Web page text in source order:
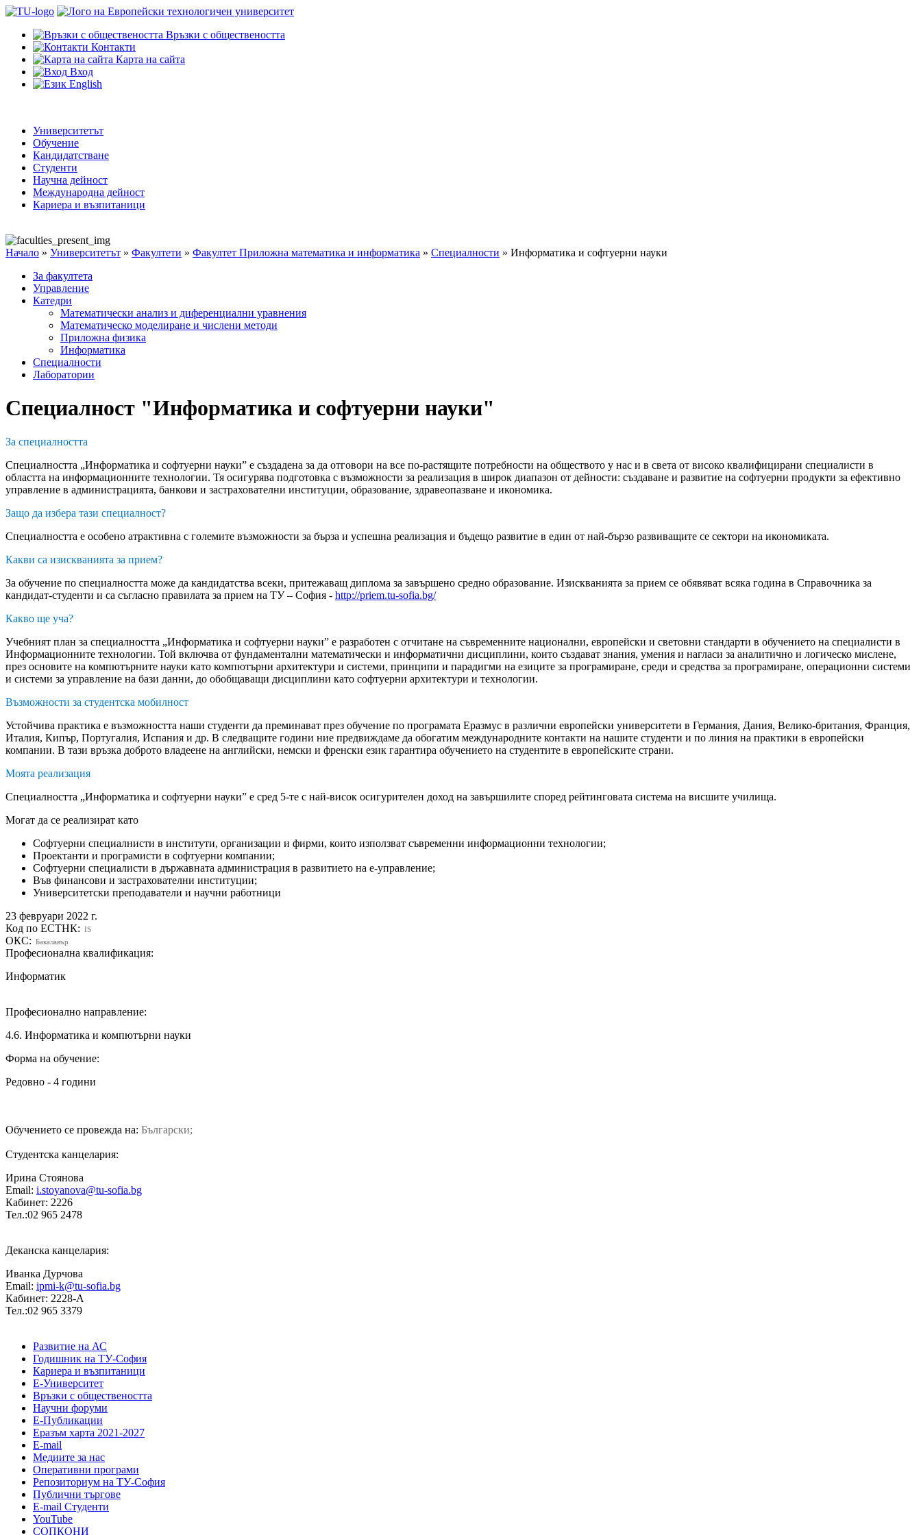
Връзки с обществеността
Контакти
Карта на сайта
Вход
English
Университетът
Обучение
Кандидатстване
Студенти
Научна дейност
Международна дейност
Кариера и възпитаници
Начало » Университетът » Факултети » Факултет Приложна математика и информатика » Специалности » Информатика и софтуерни науки
За факултета
Управление
Катедри
Математически анализ и диференциални уравнения
Математическо моделиране и числени методи
Приложна физика
Информатика
Специалности
Лаборатории
Специалност "Информатика и софтуерни науки"
За специалността
Специалността „Информатика и софтуерни науки” е създадена за да отговори на все по-растящите потребности на обществото у нас и в света от високо квалифицирани специалисти в
областта на информационните технологии. Тя осигурява подготовка с възможности за реализация в широк диапазон от дейности: създаване и развитие на софтуерни продукти за ефективно
управление в администрацията, банкови и застрахователни институции, образование, здравеопазване и икономика.
Защо да избера тази специалност?
Специалността е особено атрактивна с големите възможности за бърза и успешна реализация и бъдещо развитие в един от най-бързо развиващите се сектори на икономиката.
Какви са изискванията за прием?
За обучение по специалността може да кандидатства всеки, притежаващ диплома за завършено средно образование. Изискванията за прием се обявяват всяка година в Справочника за
кандидат-студенти и са съгласно правилата за прием на ТУ – София - http://priem.tu-sofia.bg/
Какво ще уча?
Учебният план за специалността „Информатика и софтуерни науки” е разработен с отчитане на съвременните национални, европейски и световни стандарти в обучението на специалисти в
Информационните технологии. Той включва от фундаментални математически и информатични дисциплини, които създават знания, умения и нагласи за аналитично и логическо мислене,
през основите на компютърните науки като компютърни архитектури и системи, принципи и парадигми на езиците за програмиране, среди и средства за програмиране, операционни системи
и системи за управление на бази данни, до обобщаващи дисциплини като софтуерни архитектури и технологии.
Възможности за студентска мобилност
Устойчива практика е възможността наши студенти да преминават през обучение по програмата Еразмус в различни европейски университети в Германия, Дания, Велико-британия, Франция,
Италия, Кипър, Португалия, Испания и др. В следващите години ние предвиждаме да обогатим международните контакти на нашите студенти и по линия на практики в европейски
компании. В тази връзка доброто владеене на английски, немски и френски език гарантира обучението на студентите в европейските страни.
Моята реализация
Специалността „Информатика и софтуерни науки” е сред 5-те с най-висок осигурителен доход на завършилите според рейтинговата система на висшите училища.
Могат да се реализират като
Софтуерни специалнисти в институти, организации и фирми, които използват съвременни информационни технологии;
Проектанти и програмисти в софтуерни компании;
Софтуерни специалисти в държавната администрация в развитието на е-управление;
Във финансови и застрахователни институции;
Университетски преподаватели и научни работници
23 февруари 2022 г.
Код по ЕСТНК: IS
ОКС: Бакалавър
Професионална квалификация:
Информатик
Професионално направление:
4.6. Информатика и компютърни науки
Форма на обучение:
Редовно - 4 години
Обучението се провежда на: Български;
Студентска канцелария:
Ирина Стоянова
Email: i.stoyanova@tu-sofia.bg
Кабинет: 2226
Тел.:02 965 2478
Деканска канцелария:
Иванка Дурчова
Email: ipmi-k@tu-sofia.bg
Кабинет: 2228-А
Тел.:02 965 3379
Развитие на АС
Годишник на ТУ-София
Кариера и възпитаници
Е-Университет
Връзки с обществеността
Научни форуми
Е-Публикации
Еразъм харта 2021-2027
E-mail
Медиите за нас
Оперативни програми
Репозиториум на ТУ-София
Публични търгове
Е-mail Студенти
YouTube
СОПКОНИ